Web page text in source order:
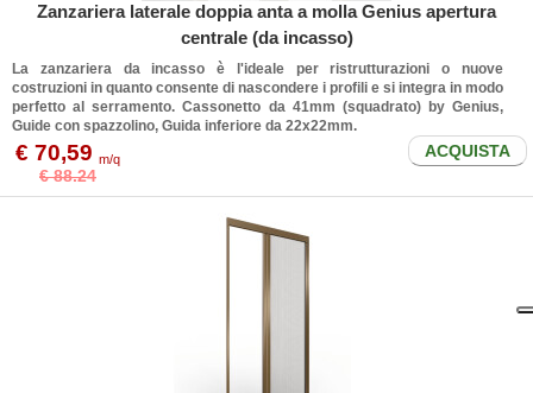
Zanzariera laterale doppia anta a molla Genius apertura
centrale (da incasso)
La zanzariera da incasso è l'ideale per ristrutturazioni o nuove
costruzioni in quanto consente di nascondere i profili e si integra in modo
perfetto al serramento. Cassonetto da 41mm (squadrato) by Genius,
Guide con spazzolino, Guida inferiore da 22x22mm.
€ 70,59 m/q
€ 88.24
ACQUISTA